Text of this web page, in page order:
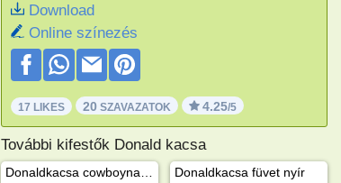
Download
Online színezés
17 LIKES 20 SZAVAZATOK 4.25/5
További kifestők Donald kacsa
Donaldkacsa füvet nyír